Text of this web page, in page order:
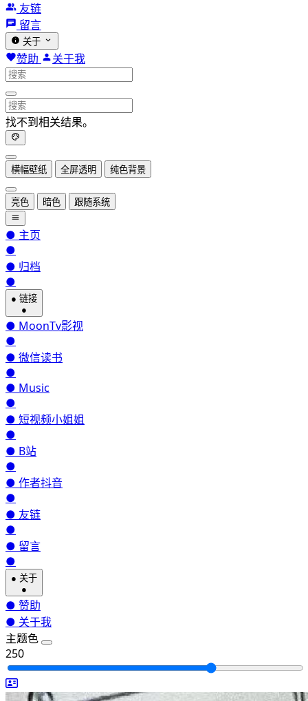
友链
留言
关于
赞助 关于我
找不到相关结果。
横幅壁纸 全屏透明 纯色背景
亮色 暗色 跟随系统
● 主页
●
● 归档
●
● 链接
●
● MoonTv影视
●
● 微信读书
●
● Music
●
● 短视频小姐姐
●
● B站
●
● 作者抖音
●
● 友链
●
● 留言
●
● 关于
●
● 赞助
● 关于我
主题色
250